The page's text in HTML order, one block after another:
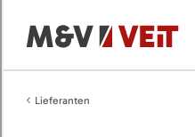
Lieferanten